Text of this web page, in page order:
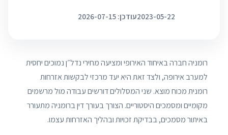
2023-05-22עודכן: 2026-07-15
רומניה חברה באיחוד האירופי ומציעה מחירי נדל״ן נמוכים יחסית
למערב אירופה, ולצד זאת היא יעד מרכזי לבקשות אזרחות
רומנית מכוח מוצא. שני המסלולים דורשים עבודה מול מרשמים
מקומיים ומסמכים היסטוריים. הצורך בעורך דין ברומניה מתעורר
באיתור מסמכים, בבדיקת זכויות ובהליך האזרחות עצמו.